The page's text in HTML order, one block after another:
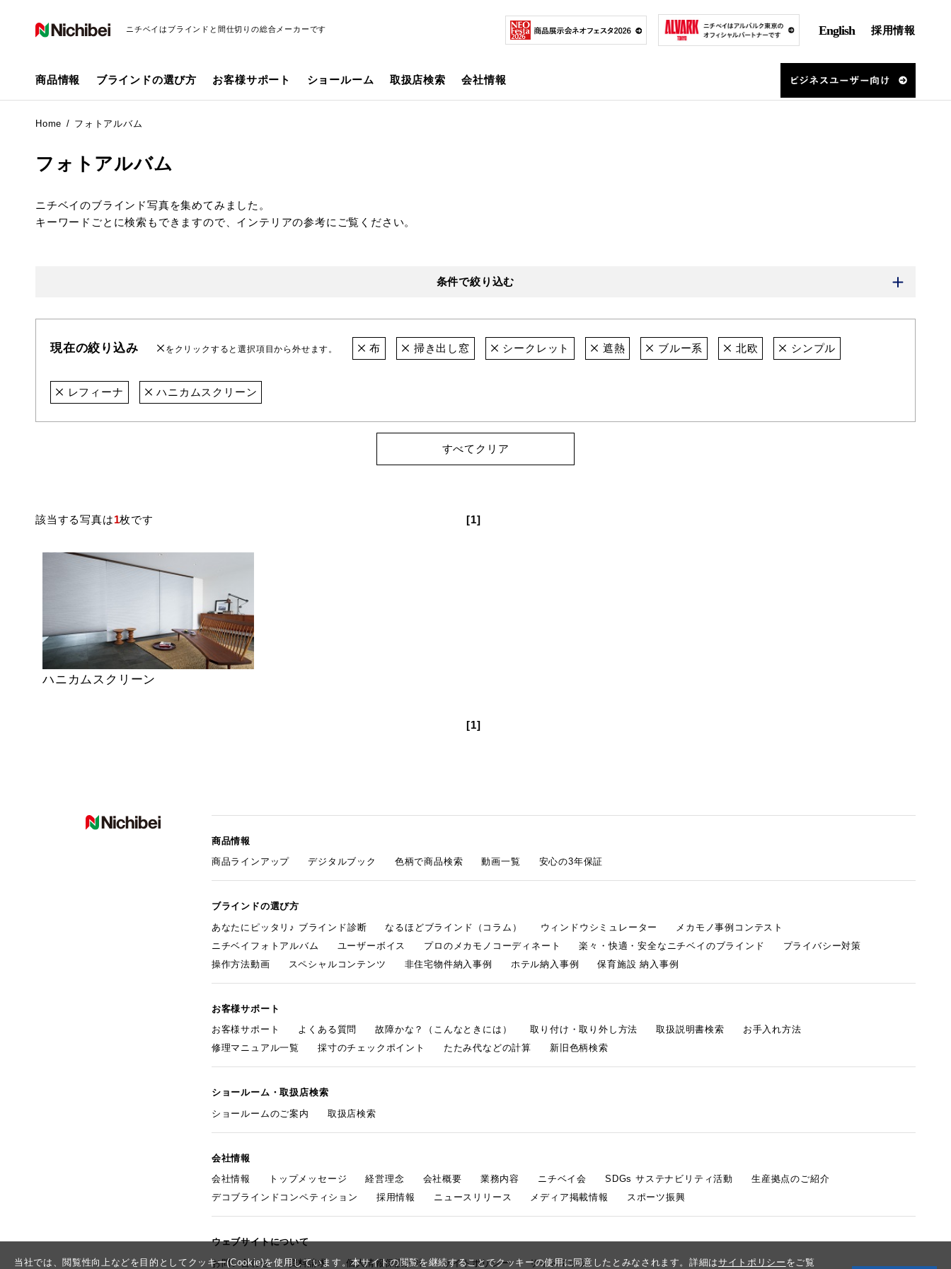
当社では、閲覧性向上などを目的としてクッキー(Cookie)を使用しています。本サイトの閲覧を継続することでクッキーの使用に同意したとみなされます。詳細はサイトポリシー をご覧
ニチベイはブラインドと間仕切りの総合メーカーです English 採用情報
商品情報 ブラインドの選び方 お客様サポート ショールーム 取扱店検索 会社情報
Home フォトアルバム
フォトアルバム
ニチベイのブラインド写真を集めてみました。
キーワードごとに検索もできますので、インテリアの参考にご覧ください。
条件で絞り込む
現在の絞り込み をクリックすると選択項目から外せます。 布 掃き出し窓 シークレット 遮熱 ブルー系 北欧 シンプル
レフィーナ ハニカムスクリーン
すべてクリア
該当する写真は1枚です [1]
ハニカムスクリーン
[1]
商品情報
商品ラインアップ
デジタルブック 色柄で商品検索 動画一覧 安心の3年保証
ブラインドの選び方
あなたにピッタリ♪ ブラインド診断
なるほどブラインド（コラム） ウィンドウシミュレーター
メカモノ事例コンテスト
ニチベイフォトアルバム
ユーザーボイス プロのメカモノコーディネート 楽々・快適・安全なニチベイのブラインド
プライバシー対策
操作方法動画
スペシャルコンテンツ 非住宅物件納入事例 ホテル納入事例 保育施設 納入事例
お客様サポート
お客様サポート
よくある質問 故障かな？（こんなときには） 取り付け・取り外し方法 取扱説明書検索
お手入れ方法
修理マニュアル一覧
採寸のチェックポイント たたみ代などの計算 新旧色柄検索
ショールーム・取扱店検索
ショールームのご案内
取扱店検索
会社情報
会社情報
トップメッセージ 経営理念 会社概要 業務内容 ニチベイ会 SDGs サステナビリティ活動
生産拠点のご紹介
デコブラインドコンペティション
採用情報 ニュースリリース メディア掲載情報 スポーツ振興
ウェブサイトについて
お問い合わせ
資料請求 個人情報保護方針 サイトポリシー サイトマップ